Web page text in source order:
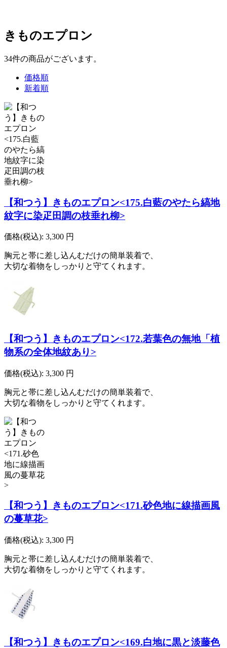
きものエプロン
34件の商品がございます。
価格順
新着順
【和つう】きものエプロン<175.白藍のやたら縞地
紋字に染疋田調の枝垂れ柳>
価格(税込): 3,300 円
胸元と帯に差し込んむだけの簡単装着で、
大切な着物をしっかりと守てくれます。
【和つう】きものエプロン<172.若葉色の無地「植
物系の全体地紋あり>
価格(税込): 3,300 円
胸元と帯に差し込んむだけの簡単装着で、
大切な着物をしっかりと守てくれます。
【和つう】きものエプロン<171.砂色地に線描画風
の蔓草花>
価格(税込): 3,300 円
胸元と帯に差し込んむだけの簡単装着で、
大切な着物をしっかりと守てくれます。
【和つう】きものエプロン<169.白地に黒と淡藤色